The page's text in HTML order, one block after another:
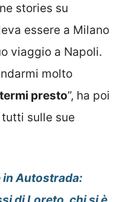
stories su
essere a Milano
viaggio a Napoli.
molto
presto”, ha poi
sulle sue
in Autostrada: